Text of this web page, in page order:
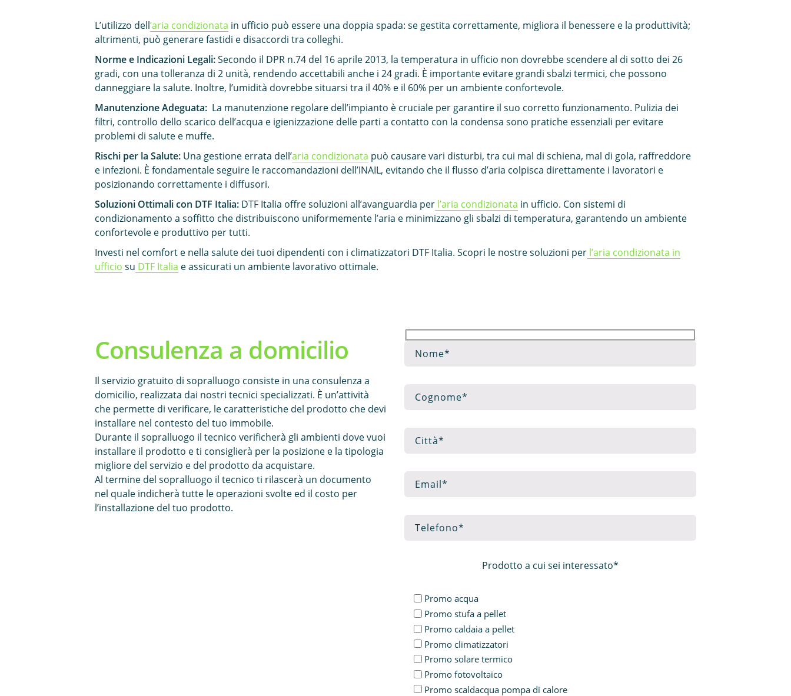
L’utilizzo dell’aria condizionata in ufficio può essere una doppia spada: se gestita correttamente, migliora il benessere e la produttività;
altrimenti, può generare fastidi e disaccordi tra colleghi.
Norme e Indicazioni Legali:Secondo il DPR n.74 del 16 aprile 2013, la temperatura in ufficio non dovrebbe scendere al di sotto dei 26
gradi, con una tolleranza di 2 unità, rendendo accettabili anche i 24 gradi. È importante evitare grandi sbalzi termici, che possono
danneggiare la salute. Inoltre, l’umidità dovrebbe situarsi tra il 40% e il 60% per un ambiente confortevole.
Manutenzione Adeguata: La manutenzione regolare dell’impianto è cruciale per garantire il suo corretto funzionamento. Pulizia dei
filtri, controllo dello scarico dell’acqua e igienizzazione delle parti a contatto con la condensa sono pratiche essenziali per evitare
problemi di salute e muffe.
Rischi per la Salute: Una gestione errata dell’aria condizionata può causare vari disturbi, tra cui mal di schiena, mal di gola, raffreddore
e infezioni. È fondamentale seguire le raccomandazioni dell’INAIL, evitando che il flusso d’aria colpisca direttamente i lavoratori e
posizionando correttamente i diffusori.
Soluzioni Ottimali con DTF Italia: DTF Italia offre soluzioni all’avanguardia per l’aria condizionata in ufficio. Con sistemi di
condizionamento a soffitto che distribuiscono uniformemente l’aria e minimizzano gli sbalzi di temperatura, garantendo un ambiente
confortevole e produttivo per tutti.
Investi nel comfort e nella salute dei tuoi dipendenti con i climatizzatori DTF Italia. Scopri le nostre soluzioni per l’aria condizionata in
ufficio su DTF Italia e assicurati un ambiente lavorativo ottimale.
Consulenza a domicilio
Il servizio gratuito di sopralluogo consiste in una consulenza a
domicilio, realizzata dai nostri tecnici specializzati. È un’attività
che permette di verificare, le caratteristiche del prodotto che devi
installare nel contesto del tuo immobile.
Durante il sopralluogo il tecnico verificherà gli ambienti dove vuoi
installare il prodotto e ti consiglierà per la posizione e la tipologia
migliore del servizio e del prodotto da acquistare.
Al termine del sopralluogo il tecnico ti rilascerà un documento
nel quale indicherà tutte le operazioni svolte ed il costo per
l’installazione del tuo prodotto.
Prodotto a cui sei interessato*
Promo acqua
Promo stufa a pellet
Promo caldaia a pellet
Promo climatizzatori
Promo solare termico
Promo fotovoltaico
Promo scaldacqua pompa di calore